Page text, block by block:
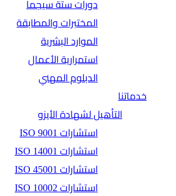
دورات ستة سيجما
المختبرات والمطابقة
الموارد البشرية
استمرارية الأعمال
الدبلوم المهني
خدماتنا
التأهيل لشهادة الأيزو
استشارات ISO 9001
استشارات ISO 14001
استشارات ISO 45001
استشارات ISO 10002